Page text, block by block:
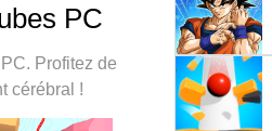
système
Le
Et le
facilite tout.
PC
Profitez de
cérébral !